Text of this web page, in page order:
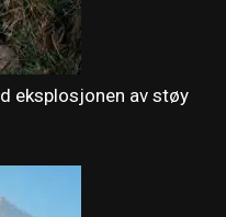
eksplosjonen av støy